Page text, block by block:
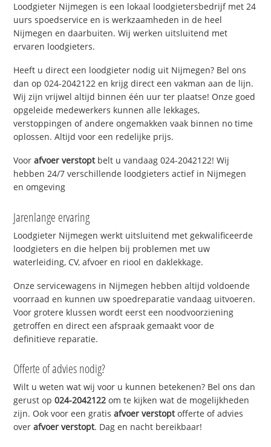
Loodgieter Nijmegen is een lokaal loodgietersbedrijf met 24
uurs spoedservice en is werkzaamheden in de heel
Nijmegen en daarbuiten. Wij werken uitsluitend met
ervaren loodgieters.
Heeft u direct een loodgieter nodig uit Nijmegen? Bel ons
dan op 024-2042122 en krijg direct een vakman aan de lijn.
Wij zijn vrijwel altijd binnen één uur ter plaatse! Onze goed
opgeleide medewerkers kunnen alle lekkages,
verstoppingen of andere ongemakken vaak binnen no time
oplossen. Altijd voor een redelijke prijs.
Voorafvoer verstoptbelt u vandaag 024-2042122! Wij
hebben 24/7 verschillende loodgieters actief in Nijmegen
en omgeving
Jarenlange ervaring
Loodgieter Nijmegen werkt uitsluitend met gekwalificeerde
loodgieters en die helpen bij problemen met uw
waterleiding, CV, afvoer en riool en daklekkage.
Onze servicewagens in Nijmegen hebben altijd voldoende
voorraad en kunnen uw spoedreparatie vandaag uitvoeren.
Voor grotere klussen wordt eerst een noodvoorziening
getroffen en direct een afspraak gemaakt voor de
definitieve reparatie.
Offerte of advies nodig?
Wilt u weten wat wij voor u kunnen betekenen? Bel ons dan
gerust op024-2042122 om te kijken wat de mogelijkheden
zijn. Ook voor een gratisafvoer verstoptofferte of advies
overafvoer verstopt. Dag en nacht bereikbaar!